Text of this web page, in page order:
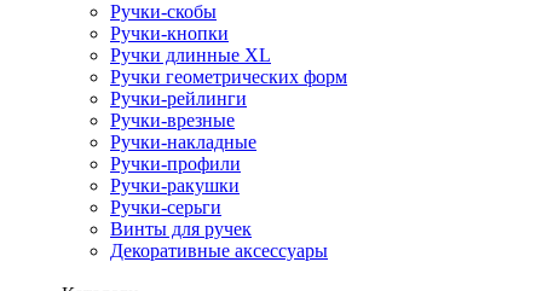
Ручки-скобы
Ручки-кнопки
Ручки длинные XL
Ручки геометрических форм
Ручки-рейлинги
Ручки-врезные
Ручки-накладные
Ручки-профили
Ручки-ракушки
Ручки-серьги
Винты для ручек
Декоративные аксессуары